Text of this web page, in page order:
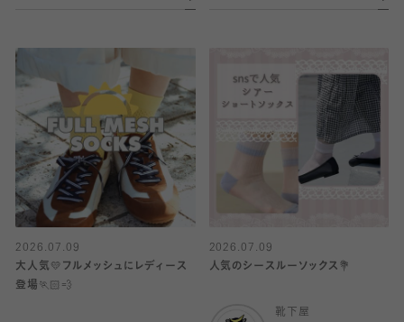
2026.07.09
大人気💛フルメッシュにレディース
登場🏃🏻💨
2026.07.09
人気のシースルーソックス💐
靴下屋